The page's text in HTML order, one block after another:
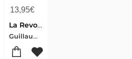
13,95€
La Revolte Sans Precedent
Guillaume Meurice-Sandrine Deloffre